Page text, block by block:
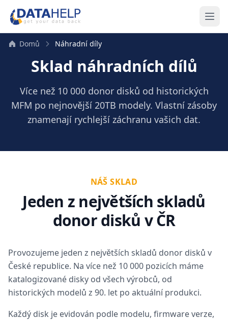
Domů Náhradní díly
Sklad náhradních dílů
Více než 10 000 donor disků od historických
MFM po nejnovější 20TB modely. Vlastní zásoby
znamenají rychlejší záchranu vašich dat.
NÁŠ SKLAD
Jeden z největších skladů
donor disků v ČR
Provozujeme jeden z největších skladů donor disků v
České republice. Na více než 10 000 pozicích máme
katalogizované disky od všech výrobců, od
historických modelů z 90. let po aktuální produkci.
Každý disk je evidován podle modelu, firmware verze,